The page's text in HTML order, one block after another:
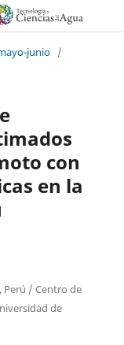
junio /
con
en la
Perú / Centro de
de